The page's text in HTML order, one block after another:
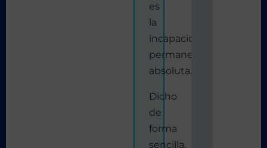
es
la
incapacidad
permanente
absoluta.
Dicho
de
forma
sencilla,